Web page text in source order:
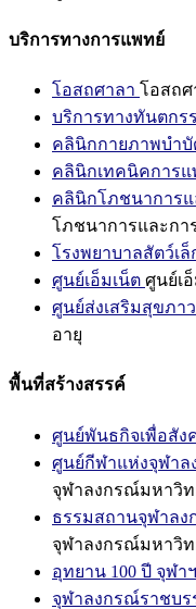
บริการทางการแพทย์
โอสถศาลา โอสถศ
บริการทางทันตกร
คลินิกกายภาพบำบั
คลินิกเทคนิคการแ
คลินิกโภชนาการ
โภชนาการและกา
โรงพยาบาลสัตว์เล็
ศูนย์เอ็มเน็ต ศูนย์เ
ศูนย์ส่งเสริมสุขภา
อายุ
พื้นที่สร้างสรรค์
ศูนย์พันธกิจเพื่อสัง
ศูนย์กีฬาแห่งจุฬา
จุฬาลงกรณ์มหาวิท
ธรรมสถานจุฬาล
จุฬาลงกรณ์มหาวิท
อุทยาน 100 ปี จุฬาฯ
จุฬาลงกรณ์ราชบ